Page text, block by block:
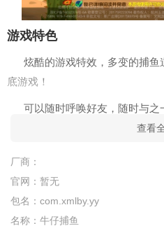
游戏特色
炫酷的游戏特效，多变的捕
底游戏！
可以随时呼唤好友，随时与
开发，让更多的玩家畅玩整个平
话费，京东卡等你拿，全球最
备！
新手的福利相当的高，玩家们
钻石等等福利奖励！
查看
厂商：
官网： 暂无
包名： com.xmlby.yy
名称： 牛仔捕鱼